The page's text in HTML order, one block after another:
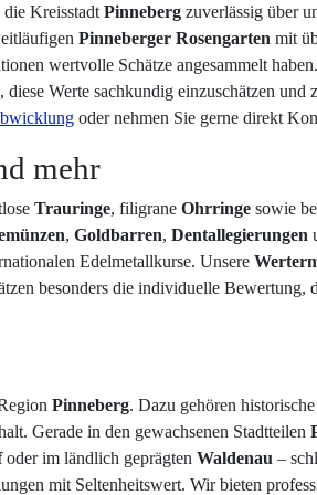
die Kreisstadt Pinneberg zuverlässig über
Pinneberger Rosengarten mit
wertvolle Schätze angesammelt
Werte sachkundig einzuschätzen und
oder nehmen Sie gerne direkt
mehr
Trauringe, filigrane Ohrringe sowie
, Goldbarren, Dentallegierungen
Edelmetallkurse. Unsere
besonders die individuelle
Pinneberg. Dazu gehören historische
Gerade in den gewachsenen Stadtteilen
oder im ländlich geprägten Waldenau –
mit Seltenheitswert. Wir bieten